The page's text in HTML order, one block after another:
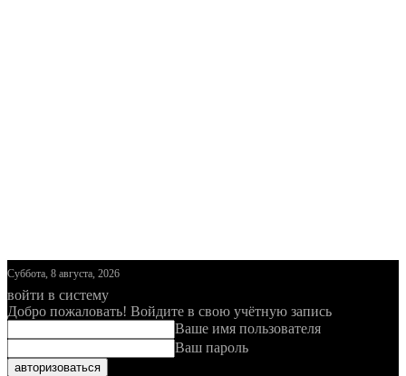
Суббота, 8 августа, 2026
войти в систему
Добро пожаловать! Войдите в свою учётную запись
Ваше имя пользователя
Ваш пароль